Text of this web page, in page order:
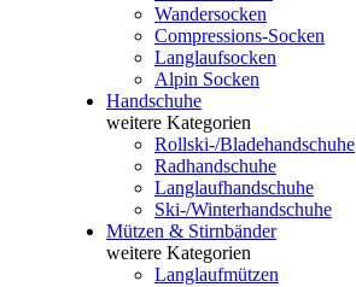
Wandersocken
Compressions-Socken
Langlaufsocken
Alpin Socken
Handschuhe
weitere Kategorien
Rollski-/Bladehandschuhe
Radhandschuhe
Langlaufhandschuhe
Ski-/Winterhandschuhe
Mützen & Stirnbänder
weitere Kategorien
Langlaufmützen